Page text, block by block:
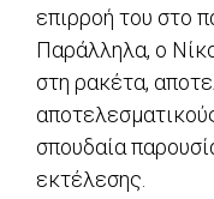
επιρροή του στο
Παράλληλα, ο
στη ρακέτα,
σπουδαία
εκτέλεσης.